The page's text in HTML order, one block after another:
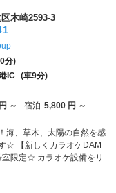
木崎2593-3
分)
IC (車9分)
～ 宿泊 5,800 円 ～
海、草木、太陽の自然を感
☆ 【新しくカラオケDAM
限定☆ カラオケ設備をリ